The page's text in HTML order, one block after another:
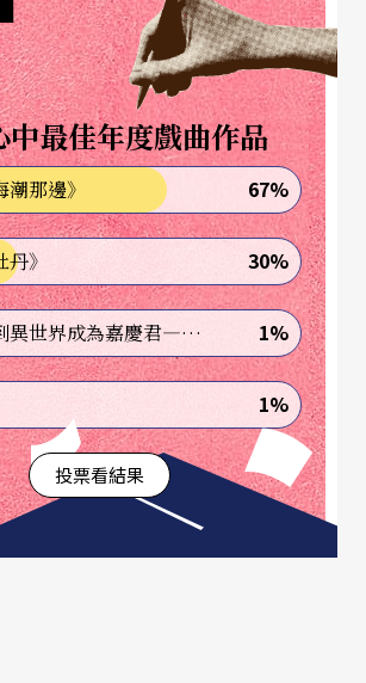
初寫學院派的極限音樂，也在紐約
樂，寫《天空之城》時用的是大量
來就開始與交響樂團合作、又創作
人專輯曲。」強烈豐富的創造力、
的變化讓彼此相互輝映，這絕對不
以輕易達到的境界，必須要有相當
累積才能拓展至此。
高達三十八張鋼琴演奏專輯及影視
受音樂類型局限正是久石讓獨特的
樂就是簡單、好聽、感動、具影像
為，久石讓的特點就在於不管為什
創作，他的風格一聽就能夠辨認得
演奏他的作品可不是耳朵上聽見的
將爵士音樂寫成交響樂還帶上東
韻味的問題並不那麼容易抓
中最佳年度戲曲作品
潮那邊》 67%
丹》 30%
《轉生到異世界成為嘉慶君—發現我的祖先是詐騙集團!?》 1%
1%
投票看結果